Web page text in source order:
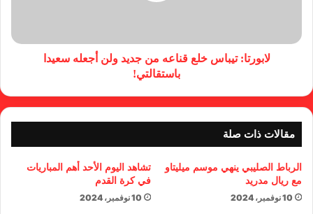
لابورتا: تيباس خلع قناعه من جديد ولن أجعله سعيدا
باستقالتي!
مقالات ذات صلة
الرباط الصليبي ينهي موسم ميليتاو
مع ريال مدريد
10 نوفمبر، 2024
تشاهد اليوم الأحد أهم المباريات
في كرة القدم
10 نوفمبر، 2024